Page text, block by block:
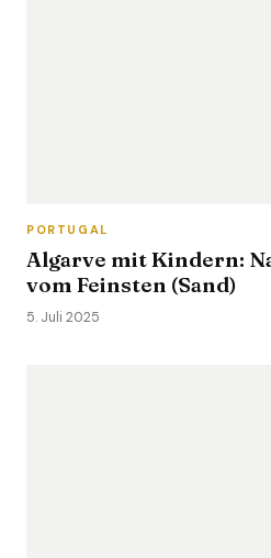
PORTUGAL
Algarve mit Kindern:
vom Feinsten (Sand)
5. Juli 2025